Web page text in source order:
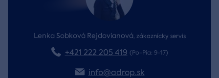
Lenka Sobková Rejdovianová, zákaznícky servis
+421 222 205 419 (Po-Pia: 9-17)
info@adrop.sk